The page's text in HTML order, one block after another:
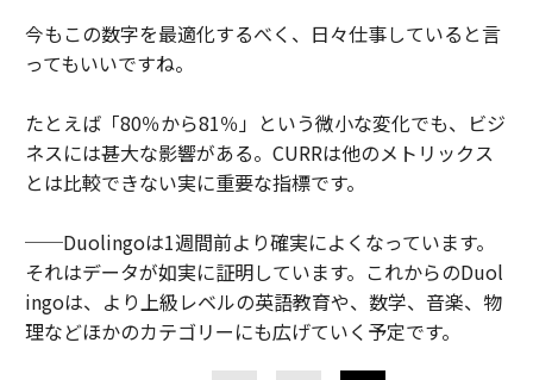
今もこの数字を最適化するべく、日々仕事していると言
ってもいいですね。
たとえば「80％から81％」という微小な変化でも、ビジ
ネスには甚大な影響がある。CURRは他のメトリックス
とは比較できない実に重要な指標です。
──Duolingoは1週間前より確実によくなっています。
それはデータが如実に証明しています。これからのDuol
ingoは、より上級レベルの英語教育や、数学、音楽、物
理などほかのカテゴリーにも広げていく予定です。